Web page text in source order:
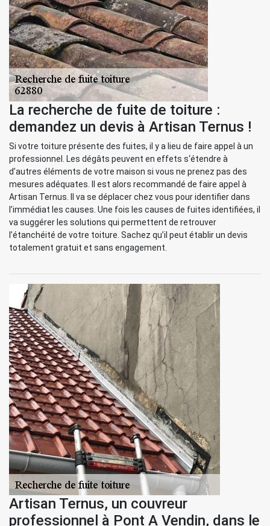
La recherche de fuite de toiture :
demandez un devis à Artisan Ternus !
Si votre toiture présente des fuites, il y a lieu de faire appel à un
professionnel. Les dégâts peuvent en effets s‘étendre à
d’autres éléments de votre maison si vous ne prenez pas des
mesures adéquates. Il est alors recommandé de faire appel à
Artisan Ternus. Il va se déplacer chez vous pour identifier dans
l’immédiat les causes. Une fois les causes de fuites identifiées, il
va suggérer les solutions qui permettent de retrouver
l’étanchéité de votre toiture. Sachez qu’il peut établir un devis
totalement gratuit et sans engagement.
Artisan Ternus, un couvreur
professionnel à Pont A Vendin, dans le